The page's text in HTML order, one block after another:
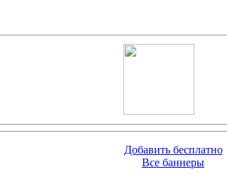
Добавить бесплатно
Все баннеры